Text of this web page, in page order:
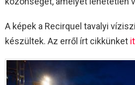
A képek a Recirquel tavalyi
készültek. Az erről írt cikkünket